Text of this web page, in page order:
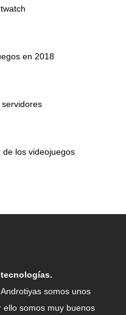
en 2018
de los videojuegos
somos unos
somos muy buenos